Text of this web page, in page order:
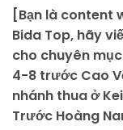
[Bạn là content
Bida Top, hãy
cho chuyên
4-8 trước Cao
nhánh thua ở
Trước Hoàng